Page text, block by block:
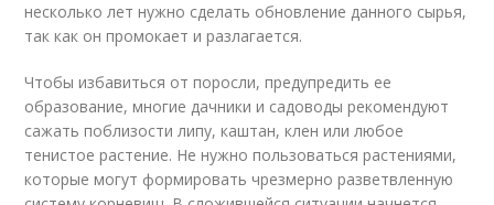
несколько лет нужно сделать обновление данного сырья,
так как он промокает и разлагается.
Чтобы избавиться от поросли, предупредить ее
образование, многие дачники и садоводы рекомендуют
сажать поблизости липу, каштан, клен или любое
тенистое растение. Не нужно пользоваться растениями,
которые могут формировать чрезмерно разветвленную